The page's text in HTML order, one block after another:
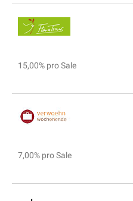
15,00% pro Sale
7,00% pro Sale